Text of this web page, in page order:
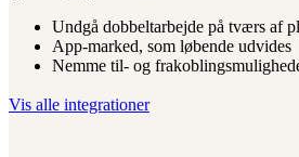
Undgå dobbeltarbejde på tværs af
App-marked, som løbende udvides
Nemme til- og
Vis alle integrationer